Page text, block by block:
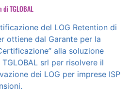
TGLOBAL
del LOG Retention di
ottiene dal Garante per la
alla soluzione
srl per risolvere il
dei LOG per imprese ISP